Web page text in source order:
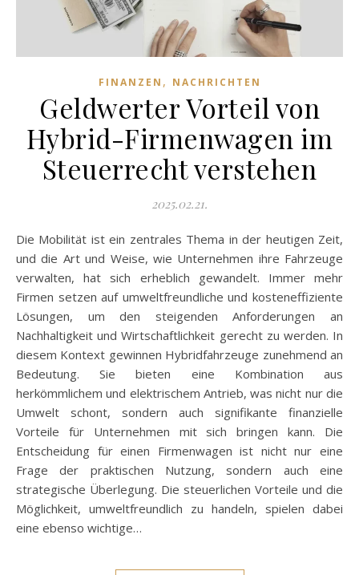
FINANZEN , NACHRICHTEN
Geldwerter Vorteil von
Hybrid-Firmenwagen im
Steuerrecht verstehen
2025.02.21.
Die Mobilität ist ein zentrales Thema in der heutigen Zeit,
und die Art und Weise, wie Unternehmen ihre Fahrzeuge
verwalten, hat sich erheblich gewandelt. Immer mehr
Firmen setzen auf umweltfreundliche und kosteneffiziente
Lösungen, um den steigenden Anforderungen an
Nachhaltigkeit und Wirtschaftlichkeit gerecht zu werden. In
diesem Kontext gewinnen Hybridfahrzeuge zunehmend an
Bedeutung. Sie bieten eine Kombination aus
herkömmlichem und elektrischem Antrieb, was nicht nur die
Umwelt schont, sondern auch signifikante finanzielle
Vorteile für Unternehmen mit sich bringen kann. Die
Entscheidung für einen Firmenwagen ist nicht nur eine
Frage der praktischen Nutzung, sondern auch eine
strategische Überlegung. Die steuerlichen Vorteile und die
Möglichkeit, umweltfreundlich zu handeln, spielen dabei
eine ebenso wichtige…